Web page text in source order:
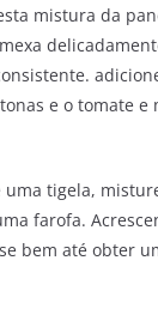
mistura da
e o tomate e
uma tigela,
farofa.
bem até obter